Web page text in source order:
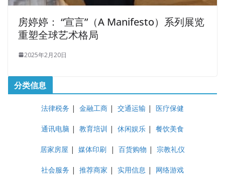
房婷婷： “宣言”（A Manifesto）系列展览
重塑全球艺术格局
2025年2月20日
分类信息
法律税务 | 金融工商 | 交通运输 | 医疗保健
通讯电脑 | 教育培训 | 休闲娱乐 | 餐饮美食
居家房屋 | 媒体印刷 | 百货购物 | 宗教礼仪
社会服务 | 推荐商家 | 实用信息 | 网络游戏